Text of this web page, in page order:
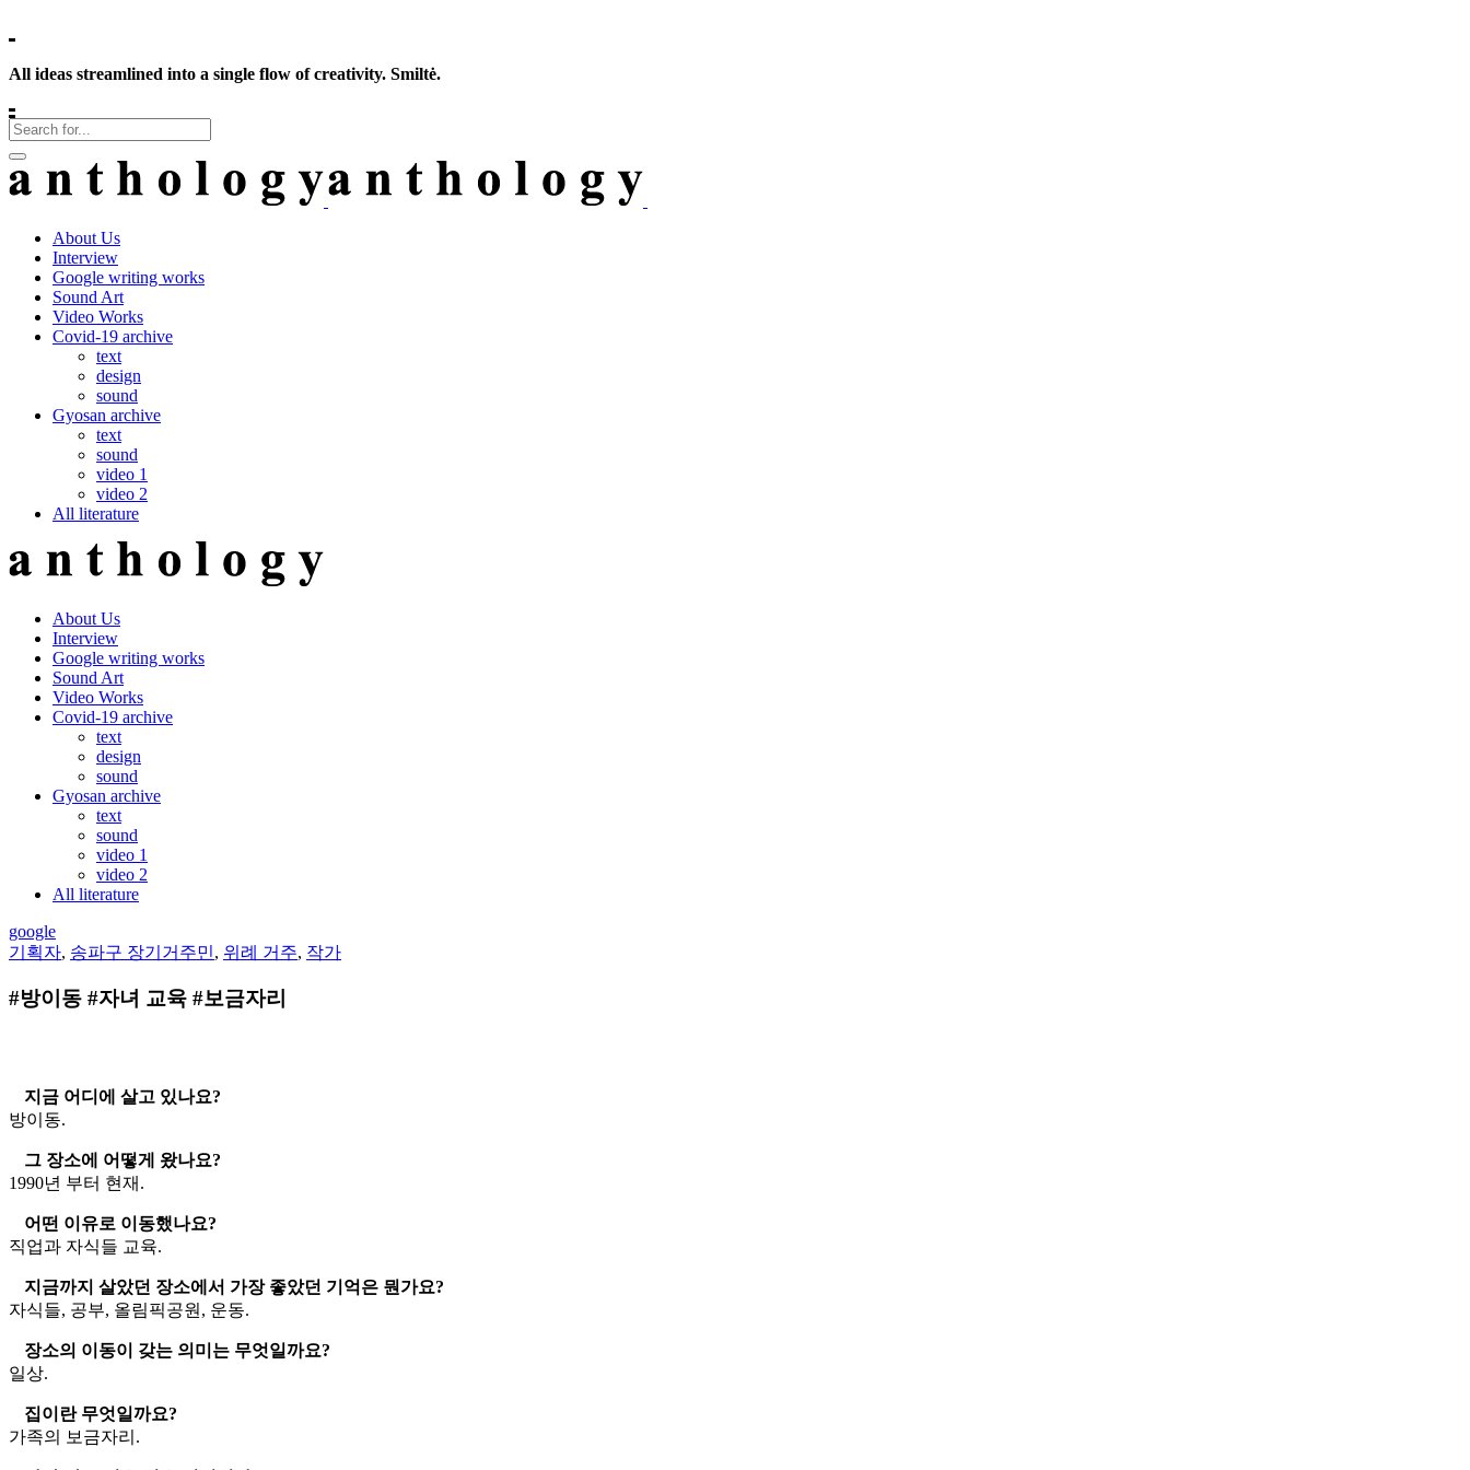
All ideas streamlined into a single flow of creativity. Smiltė.
About Us
Interview
Google writing works
Sound Art
Video Works
Covid-19 archive
text
design
sound
Gyosan archive
text
sound
video 1
video 2
All literature
About Us
Interview
Google writing works
Sound Art
Video Works
Covid-19 archive
text
design
sound
Gyosan archive
text
sound
video 1
video 2
All literature
google
기획자, 송파구 장기거주민, 위례 거주, 작가
#방이동 #자녀 교육 #보금자리
지금 어디에 살고 있나요?
방이동.
그 장소에 어떻게 왔나요?
1990년 부터 현재.
어떤 이유로 이동했나요?
직업과 자식들 교육.
지금까지 살았던 장소에서 가장 좋았던 기억은 뭔가요?
자식들, 공부, 올림픽공원, 운동.
장소의 이동이 갖는 의미는 무엇일까요?
일상.
집이란 무엇일까요?
가족의 보금자리.